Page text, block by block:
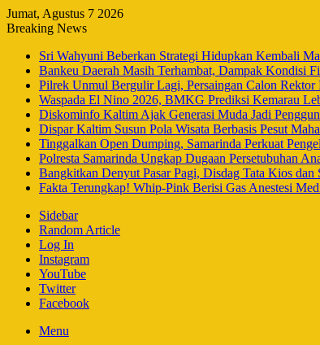
Jumat, Agustus 7 2026
Breaking News
Sri Wahyuni Beberkan Strategi Hidupkan Kembali
Bankeu Daerah Masih Terhambat, Dampak Kondisi
Pilrek Unmul Bergulir Lagi, Persaingan Calon Rektor
Waspada El Nino 2026, BMKG Prediksi Kemarau
Diskominfo Kaltim Ajak Generasi Muda Jadi
Dispar Kaltim Susun Pola Wisata Berbasis Pesut
Tinggalkan Open Dumping, Samarinda Perkuat
Polresta Samarinda Ungkap Dugaan Persetubuhan
Bangkitkan Denyut Pasar Pagi, Disdag Tata Kios dan
Fakta Terungkap! Whip-Pink Berisi Gas Anestesi
Sidebar
Random Article
Log In
Instagram
YouTube
Twitter
Facebook
Menu